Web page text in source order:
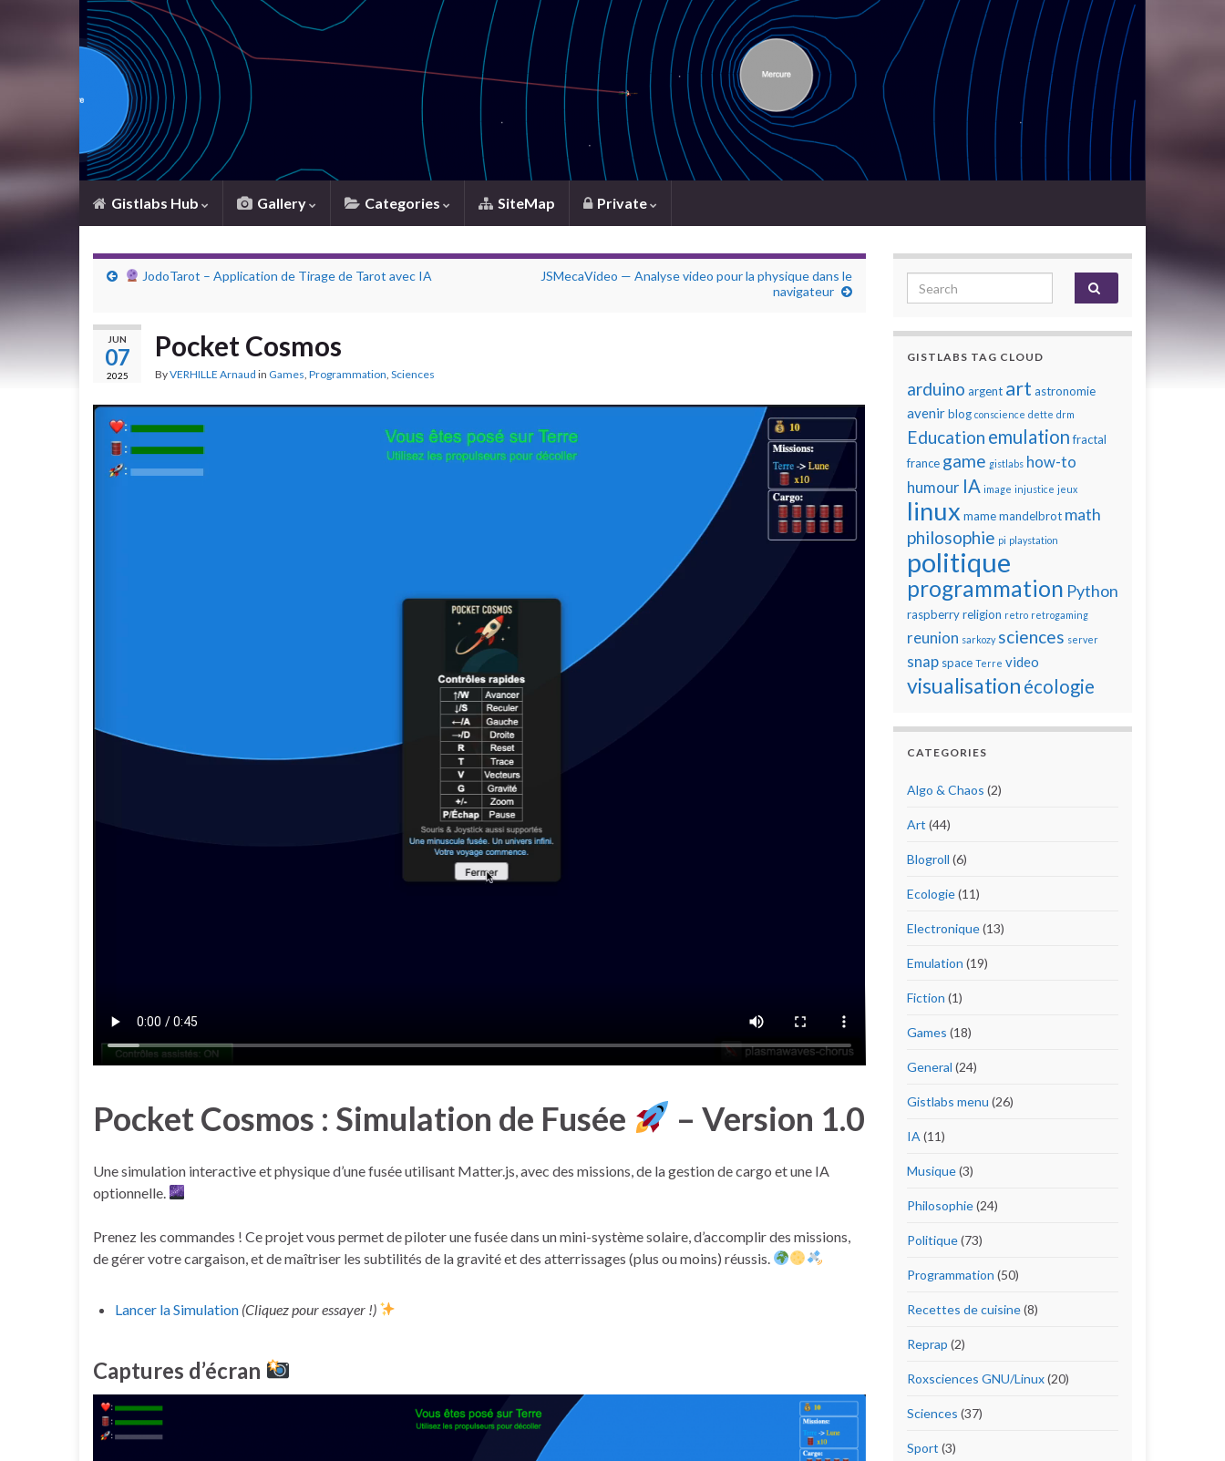
Gistlabs Hub Gallery Categories SiteMap Private
JodoTarot – Application de Tirage de Tarot avec IA
JSMecaVideo — Analyse video pour la physique dans le
navigateur
JUN
07
2025
Pocket Cosmos
ByVERHILLE Arnaud in Games, Programmation, Sciences
Pocket Cosmos : Simulation de Fusée – Version 1.0
Une simulation interactive et physique d’une fusée utilisant Matter.js, avec des missions, de la gestion de cargo et une IA
optionnelle.
Prenez les commandes ! Ce projet vous permet de piloter une fusée dans un mini-système solaire, d’accomplir des missions,
de gérer votre cargaison, et de maîtriser les subtilités de la gravité et des atterrissages (plus ou moins) réussis.
Lancer la Simulation (Cliquez pour essayer !)
Captures d’écran
Search for:
GISTLABS TAG CLOUD
arduino argent art astronomie
avenir blog conscience dette drm
Education emulation fractal
france game gistlabs how-to
humour IA image injustice jeux
linux mame mandelbrot math
philosophie pi playstation
politique
programmation Python
raspberry religion retro retrogaming
reunion sarkozy sciences server
snap space Terre video
visualisation écologie
CATEGORIES
Algo & Chaos (2)
Art (44)
Blogroll (6)
Ecologie(11)
Electronique(13)
Emulation (19)
Fiction (1)
Games (18)
General (24)
Gistlabs menu (26)
IA (11)
Musique(3)
Philosophie(24)
Politique(73)
Programmation (50)
Recettes de cuisine(8)
Reprap (2)
Roxsciences GNU/Linux(20)
Sciences (37)
Sport (3)